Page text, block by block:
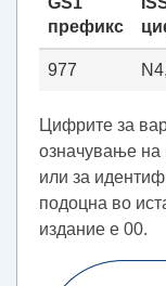
префикс
977
Цифрите за
означување на
или за
подоцна во
издание е 00.